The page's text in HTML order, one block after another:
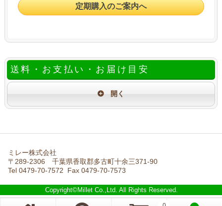
定期購入のご案内へ
送料・お支払い・お届け目安
ミレー株式会社
〒289-2306 千葉県香取郡多古町十余三371-90
Tel 0479-70-7572 Fax 0479-70-7573
Copyright©Millet Co.,Ltd. All Rights Reserved.